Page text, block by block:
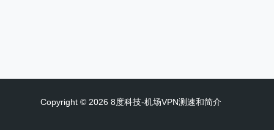
Copyright © 2026 8度科技-机场VPN测速和简介